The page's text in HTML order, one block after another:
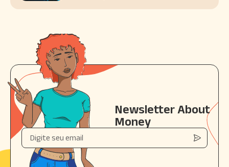
Newsletter About
Money